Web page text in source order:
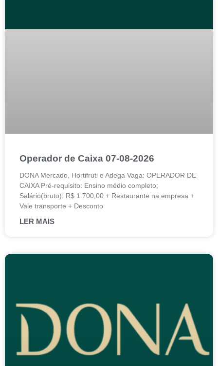
Operador de Caixa 07-08-2026
DONA Mercado, Hortifruti e Adega Vaga: OPERADOR DE
CAIXA Pré-requisito: Ensino médio completo;
Salário(bruto): R$ 1.700,00 + Restaurante na empresa +
Vale transporte + Desconto
LER MAIS